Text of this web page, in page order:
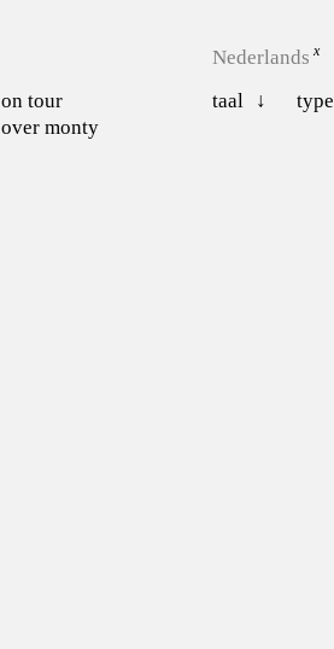
on tour
over monty
Nederlands
taal
type